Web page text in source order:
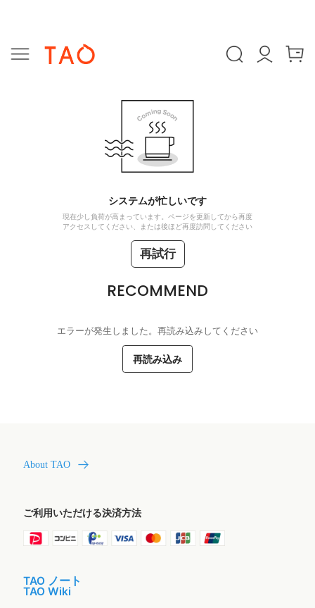
システムが忙しいです
現在少し負荷が高まっています。ページを更新してから再度
アクセスしてください、または後ほど再度訪問してください
再試行
RECOMMEND
エラーが発生しました。再読み込みしてください
再読み込み
About TAO
ご利用いただける決済方法
TAO ノート
TAO Wiki